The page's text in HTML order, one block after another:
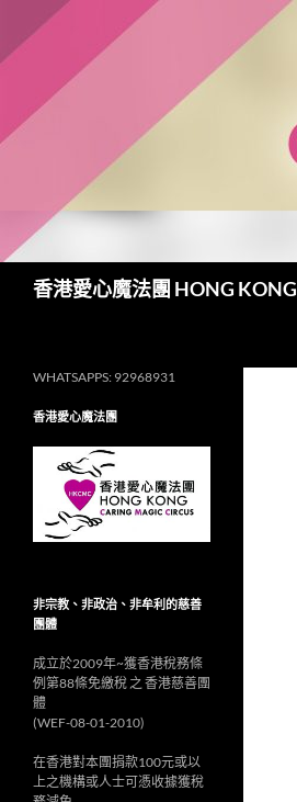
主
容
香港愛心魔法團 HONG
WHATSAPPS: 92968931
香港愛心魔法團
非宗教、非政治、非牟利的慈善
團體
成立於2009年~獲香港稅務條
例第88條免繳稅 之 香港慈善團
體
(WEF-08-01-2010)
在香港對本團捐款100元或以
上之機構或人士可憑收據獲稅